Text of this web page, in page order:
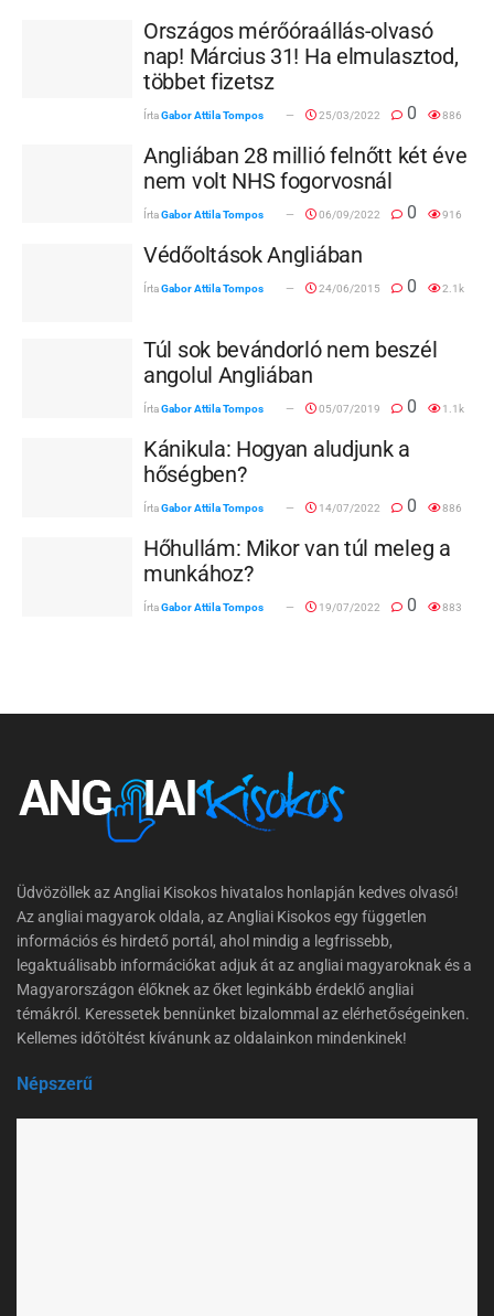
Országos mérőóraállás-olvasó
nap! Március 31! Ha elmulasztod,
többet fizetsz
ÍrtaGabor Attila Tompos 25/03/2022 0 886
Angliában 28 millió felnőtt két éve
nem volt NHS fogorvosnál
ÍrtaGabor Attila Tompos 06/09/2022 0 916
Védőoltások Angliában
ÍrtaGabor Attila Tompos 24/06/2015 0 2.1k
Túl sok bevándorló nem beszél
angolul Angliában
ÍrtaGabor Attila Tompos 05/07/2019 0 1.1k
Kánikula: Hogyan aludjunk a
hőségben?
ÍrtaGabor Attila Tompos 14/07/2022 0 886
Hőhullám: Mikor van túl meleg a
munkához?
ÍrtaGabor Attila Tompos 19/07/2022 0 883
Üdvözöllek az Angliai Kisokos hivatalos honlapján kedves olvasó!
Az angliai magyarok oldala, az Angliai Kisokos egy független
információs és hirdető portál, ahol mindig a legfrissebb,
legaktuálisabb információkat adjuk át az angliai magyaroknak és a
Magyarországon élőknek az őket leginkább érdeklő angliai
témákról. Keressetek bennünket bizalommal az elérhetőségeinken.
Kellemes időtöltést kívánunk az oldalainkon mindenkinek!
Népszerű